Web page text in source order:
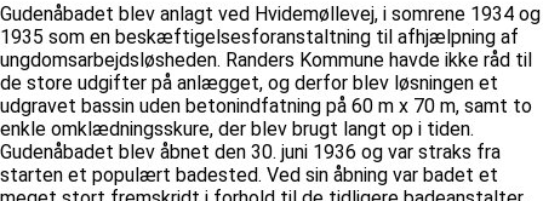
Gudenåbadet blev anlagt ved Hvidemøllevej, i somrene 1934 og
1935 som en beskæftigelsesforanstaltning til afhjælpning af
ungdomsarbejdsløsheden. Randers Kommune havde ikke råd til
de store udgifter på anlægget, og derfor blev løsningen et
udgravet bassin uden betonindfatning på 60 m x 70 m, samt to
enkle omklædningsskure, der blev brugt langt op i tiden.
Gudenåbadet blev åbnet den 30. juni 1936 og var straks fra
starten et populært badested. Ved sin åbning var badet et